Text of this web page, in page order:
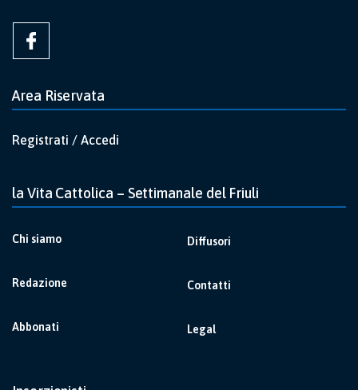
Area Riservata
Registrati / Accedi
la Vita Cattolica – Settimanale del Friuli
Chi siamo
Redazione
Abbonati
Diffusori
Contatti
Legal